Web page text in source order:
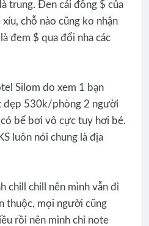
trung. Đen cái đồng $ của
chỗ nào cũng ko nhận
đem $ qua đổi nha các
Silom do xem 1 bạn
đẹp 530k/phòng 2 người
bể bơi vô cực tuy hơi bé.
luôn nói chung là địa
chill chill nên mình vẫn đi
thuộc, mọi người cũng
rồi nên mình chỉ note